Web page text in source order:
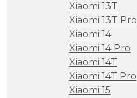
Xiaomi 13T
Xiaomi 13T Pro
Xiaomi 14
Xiaomi 14 Pro
Xiaomi 14T
Xiaomi 14T Pro
Xiaomi 15